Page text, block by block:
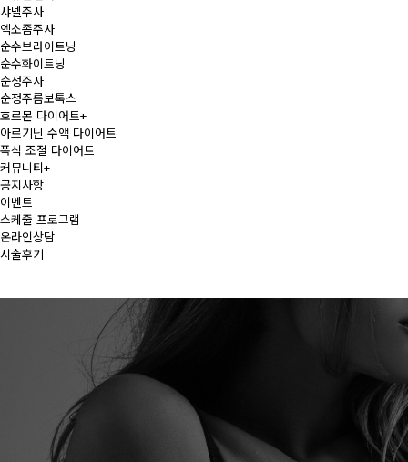
샤넬주사
엑소좀주사
순수브라이트닝
순수화이트닝
순정주사
순정주름보톡스
호르몬 다이어트+
아르기닌 수액 다이어트
폭식 조절 다이어트
커뮤니티+
공지사항
이벤트
스케줄 프로그램
온라인상담
시술후기